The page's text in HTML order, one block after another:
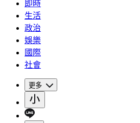
即時
生活
政治
娛樂
國際
社會
更多